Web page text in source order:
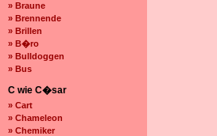
» Braune
» Brennende
» Brillen
» B�ro
» Bulldoggen
» Bus
C wie C�sar
» Cart
» Chameleon
» Chemiker